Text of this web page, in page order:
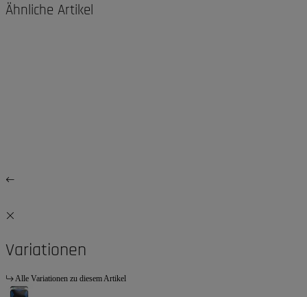
Ähnliche Artikel
Variationen
Alle Variationen zu diesem Artikel